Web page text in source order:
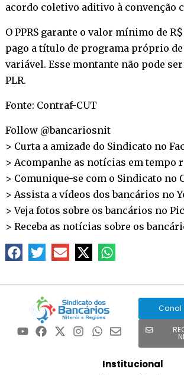
acordo coletivo aditivo à convenção
O PPRS garante o valor mínimo de R$
pago a título de programa próprio
variável. Esse montante não pode
PLR.
Fonte: Contraf-CUT
Follow @bancariosnit
> Curta a amizade do Sindicato no
> Acompanhe as notícias em tempo
> Comunique-se com o Sindicato no
> Assista a vídeos dos bancários no
> Veja fotos sobre os bancários no
> Receba as notícias sobre os
Canal
Institucional